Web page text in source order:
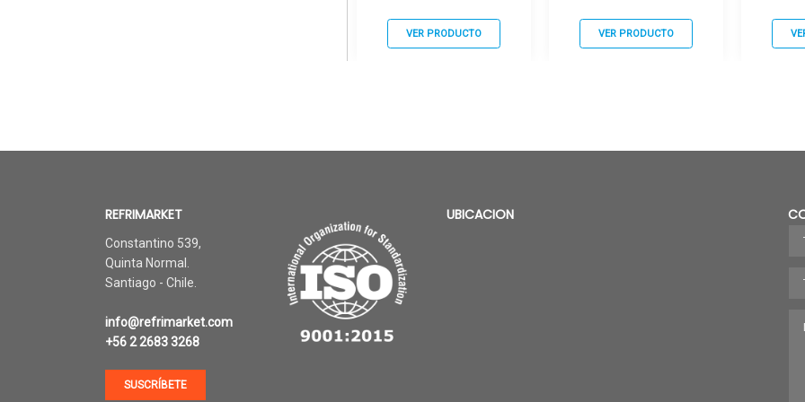
VER PRODUCTO VER PRODUCTO
REFRIMARKET
Constantino 539,
Quinta Normal.
Santiago - Chile.
info@refrimarket.com
+56 2 2683 3268
SUSCRÍBETE
UBICACION